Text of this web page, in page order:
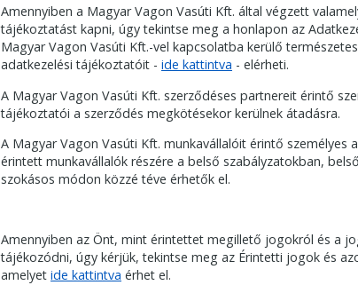
Amennyiben a Magyar Vagon Vasúti Kft. által végzett
tájékoztatást kapni, úgy tekintse meg a honlapon az
Magyar Vagon Vasúti Kft.-vel kapcsolatba kerülő
adatkezelési tájékoztatóit - ide kattintva - elérheti.
A Magyar Vagon Vasúti Kft. szerződéses partnereit érintő
tájékoztatói a szerződés megkötésekor kerülnek átadásra.
A Magyar Vagon Vasúti Kft. munkavállalóit érintő személyes
érintett munkavállalók részére a belső szabályzatokban,
szokásos módon közzé téve érhetők el.
Amennyiben az Önt, mint érintettet megillető jogokról és a
tájékozódni, úgy kérjük, tekintse meg az Érintetti jogok és
amelyet ide kattintva érhet el.